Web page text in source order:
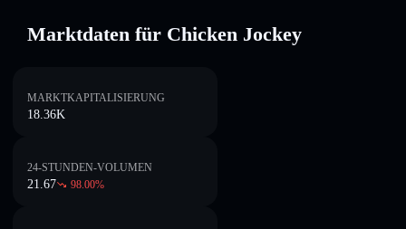
Marktdaten für Chicken Jockey
MARKTKAPITALISIERUNG
18.36K
24-STUNDEN-VOLUMEN
21.67 98.00%